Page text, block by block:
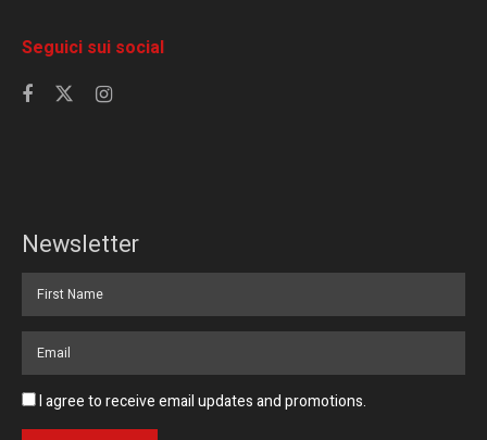
Seguici sui social
Newsletter
I agree to receive email updates and promotions.